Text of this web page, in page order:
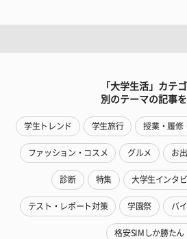
「大学生活」カテ
別のテーマの記事
学生トレンド 学生旅行 授業・履修
ファッション・コスメ グルメ お
診断 特集 大学生インタ
テスト・レポート対策 学園祭 バ
格安SIMしか勝たん